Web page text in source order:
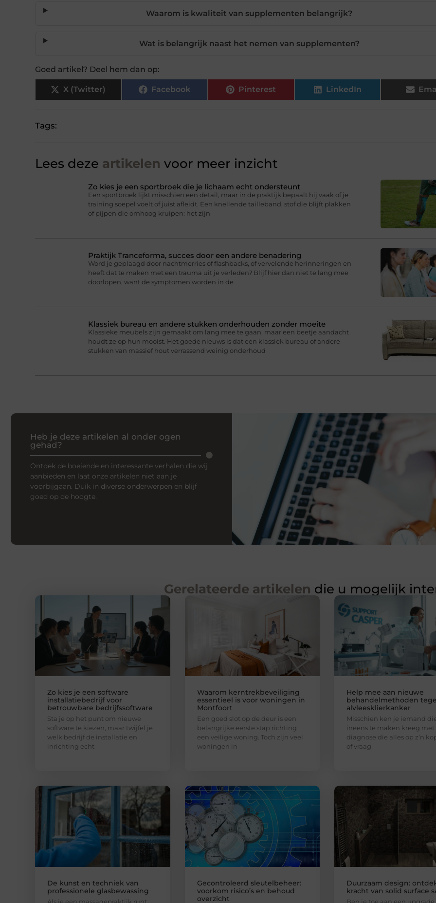
Waarom is kwaliteit van supplementen belangrijk?
Wat is belangrijk naast het nemen van supplementen?
Goed artikel? Deel hem dan op:
X (Twitter) Facebook Pinterest LinkedIn
Tags:
Lees deze artikelen voor meer inzicht
Zo kies je een sportbroek die je lichaam echt ondersteunt
Een sportbroek lijkt misschien een detail, maar in de praktijk bepaalt hij vaak of je
training soepel voelt of juist afleidt. Een knellende tailleband, stof die blijft plakken
of pijpen die omhoog kruipen: het zijn
Praktijk Tranceforma, succes door een andere benadering
Word je geplaagd door nachtmerries of flashbacks, of vervelende herinneringen en
heeft dat te maken met een trauma uit je verleden? Blijf hier dan niet te lang mee
doorlopen, want de symptomen worden in de
Klassiek bureau en andere stukken onderhouden zonder moeite
Klassieke meubels zijn gemaakt om lang mee te gaan, maar een beetje aandacht
houdt ze op hun mooist. Het goede nieuws is dat een klassiek bureau of andere
stukken van massief hout verrassend weinig onderhoud
Heb je deze artikelen al onder ogen
gehad?
Ontdek de boeiende en interessante verhalen die wij
aanbieden en laat onze artikelen niet aan je
voorbijgaan. Duik in diverse onderwerpen en blijf
goed op de hoogte.
Gerelateerde artikelen die u mogelijk
Zo kies je een software
installatiebedrijf voor
betrouwbare bedrijfssoftware
Sta je op het punt om nieuwe
software te kiezen, maar twijfel je
welk bedrijf de installatie en
inrichting echt
Waarom kerntrekbeveiliging
essentieel is voor woningen in
Montfoort
Een goed slot op de deur is een
belangrijke eerste stap richting
een veilige woning. Toch zijn veel
woningen in
Help mee aan nieuwe
behandelmethoden
alvleesklierkanker
Misschien ken je iemand
ineens te maken kreeg met
diagnose die alles op z’n
of vraag
De kunst en techniek van
professionele glasbewassing
Als je een massagepraktijk runt,
Gecontroleerd sleutelbeheer:
voorkom risico’s en behoud
overzicht
Duurzaam design:
kracht van solid surface
Ben je toe aan een upgrade